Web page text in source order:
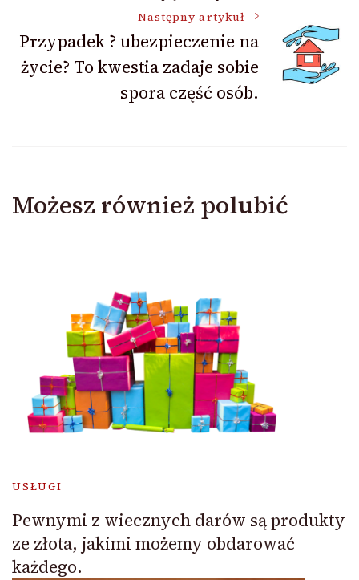
Następny artykuł
Przypadek ? ubezpieczenie na
życie? To kwestia zadaje sobie
spora część osób.
Możesz również polubić
USŁUGI
Pewnymi z wiecznych darów są produkty
ze złota, jakimi możemy obdarować
każdego.